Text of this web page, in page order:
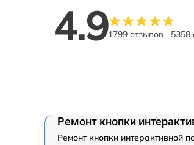
4.91799 отзывов 5358
Ремонт кнопки
Ремонт кнопки интерактивной